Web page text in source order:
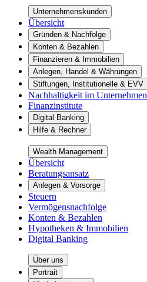
Unternehmenskunden
Übersicht
Gründen & Nachfolge
Konten & Bezahlen
Finanzieren & Immobilien
Anlegen, Handel & Währungen
Stiftungen, Institutionelle & EVV
Nachhaltigkeit im Unternehmen
Finanzinstitute
Digital Banking
Hilfe & Rechner
Wealth Management
Übersicht
Beratungsansatz
Anlegen & Vorsorge
Steuern
Vermögensnachfolge
Konten & Bezahlen
Hypotheken & Immobilien
Digital Banking
Über uns
Portrait